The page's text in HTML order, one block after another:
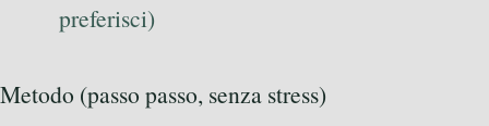
preferisci)
Metodo (passo passo, senza stress)